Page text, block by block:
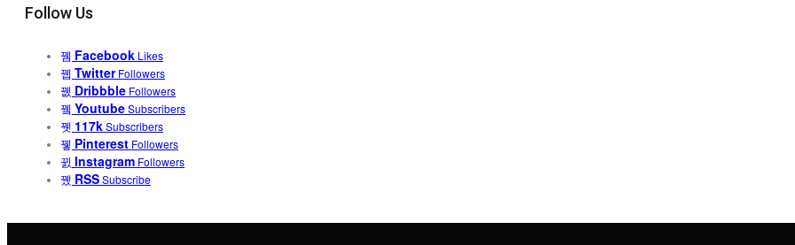
Follow Us
Facebook Likes
Twitter Followers
Dribbble Followers
YoutubeSubscribers
117kSubscribers
Pinterest Followers
Instagram Followers
RSSSubscribe